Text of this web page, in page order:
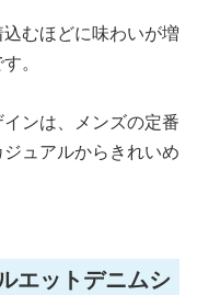
むほどに味わいが増
。
ンは、メンズの定番
ュアルからきれいめ
エットデニムシ